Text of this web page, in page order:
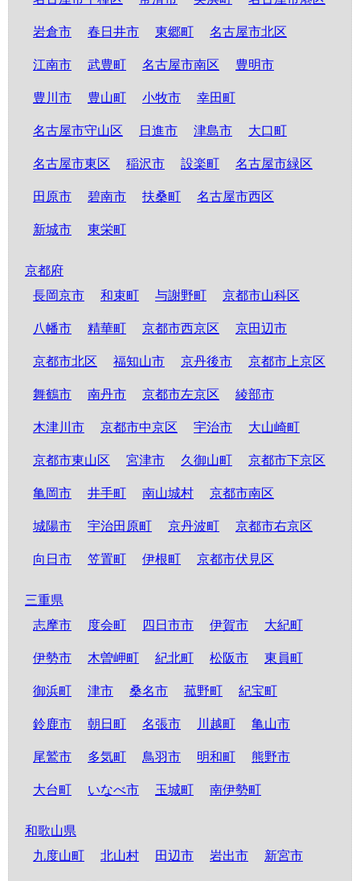
岩倉市 春日井市 東郷町 名古屋市北区
江南市 武豊町 名古屋市南区 豊明市
豊川市 豊山町 小牧市 幸田町
名古屋市守山区 日進市 津島市 大口町
名古屋市東区 稲沢市 設楽町 名古屋市緑区
田原市 碧南市 扶桑町 名古屋市西区
新城市 東栄町
京都府
長岡京市
和束町 与謝野町 京都市山科区
八幡市 精華町 京都市西京区 京田辺市
京都市北区 福知山市 京丹後市 京都市上京区
舞鶴市 南丹市 京都市左京区 綾部市
木津川市 京都市中京区 宇治市 大山崎町
京都市東山区 宮津市 久御山町 京都市下京区
亀岡市 井手町 南山城村 京都市南区
城陽市 宇治田原町 京丹波町 京都市右京区
向日市 笠置町 伊根町 京都市伏見区
三重県
志摩市
度会町 四日市市 伊賀市 大紀町
伊勢市 木曽岬町 紀北町 松阪市 東員町
御浜町 津市 桑名市 菰野町 紀宝町
鈴鹿市 朝日町 名張市 川越町 亀山市
尾鷲市 多気町 鳥羽市 明和町 熊野市
大台町 いなべ市 玉城町 南伊勢町
和歌山県
九度山町
北山村 田辺市 岩出市 新宮市